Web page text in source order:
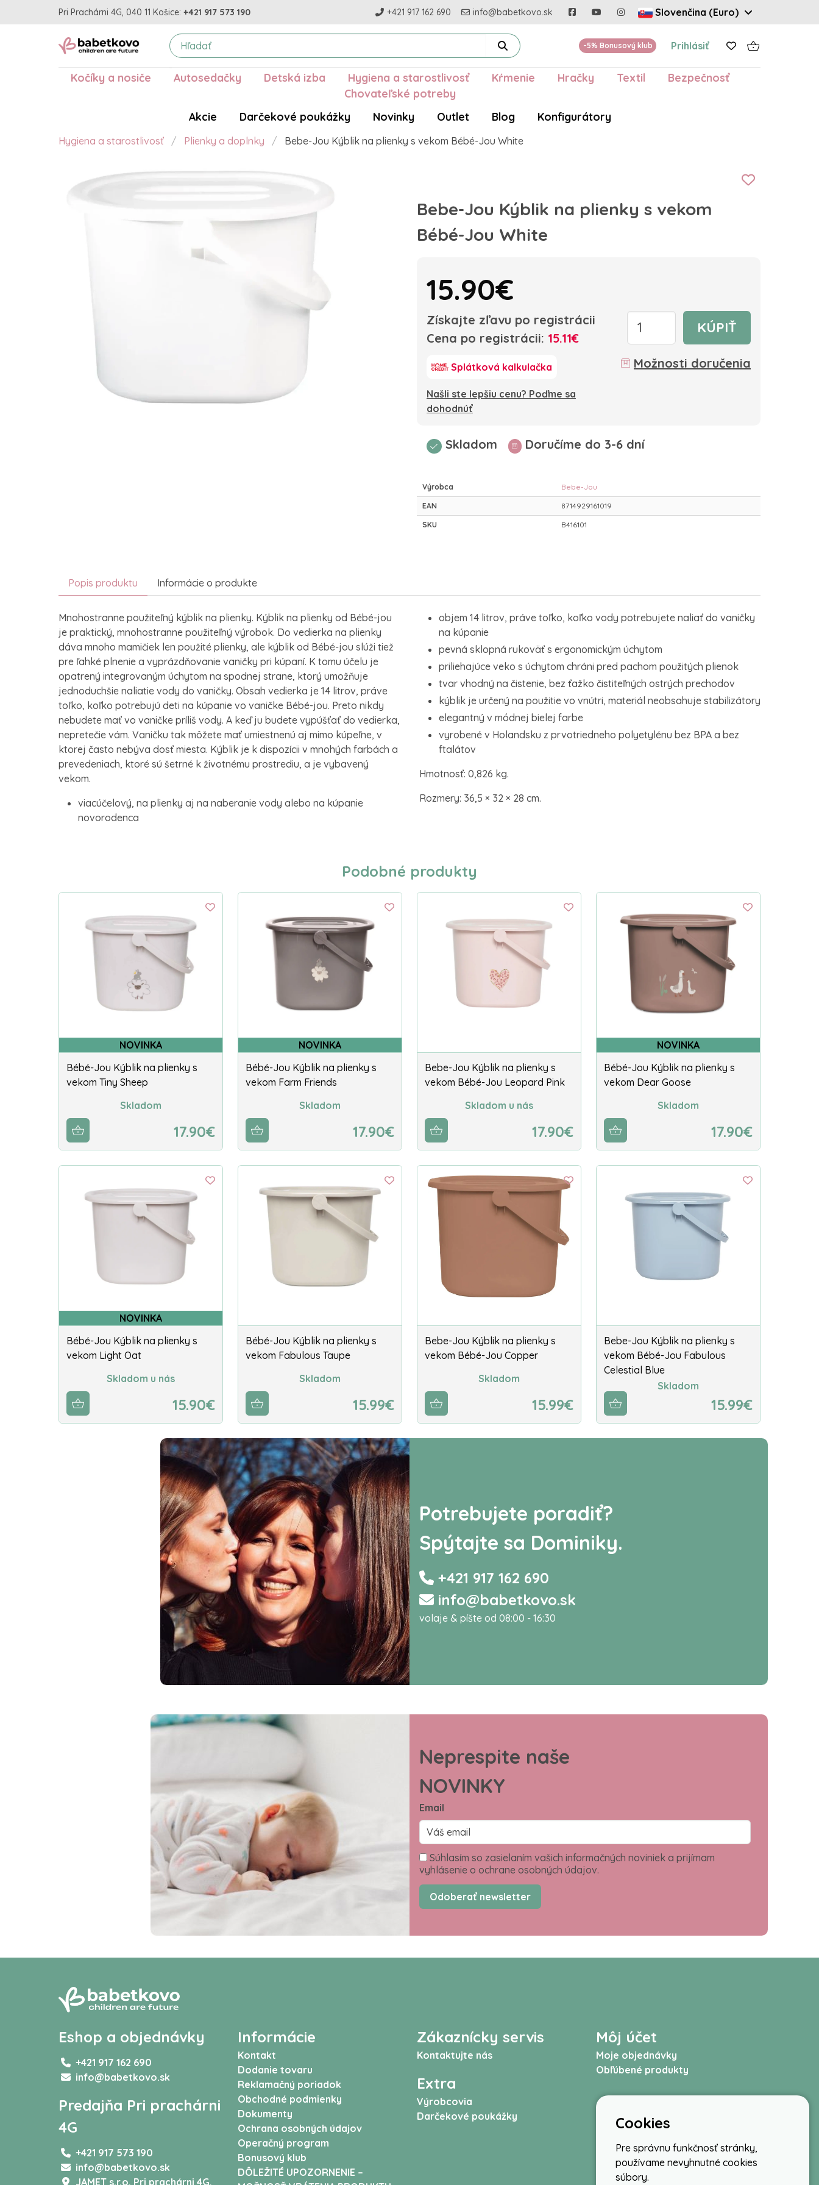
Pri Prachárni 4G, 040 11 Košice: +421 917 573 190 +421 917 162 690 info@babetkovo.sk Slovenčina (Euro)
-5% Bonusový klub Prihlásiť
Kočíky a nosiče Autosedačky Detská izba Hygiena a starostlivosť Kŕmenie Hračky Textil
Bezpečnosť
Chovateľské potreby
Akcie
Darčekové poukážky Novinky Outlet Blog Konfigurátory
Hygiena a starostlivosť Plienky a doplnky Bebe-Jou Kýblik na plienky s vekom Bébé-Jou White
Bebe-Jou Kýblik na plienky s vekom
Bébé-Jou White
15.90€
Získajte zľavu po registrácii
Cena po registrácii: 15.11€
Splátková kalkulačka
Našli ste lepšiu cenu? Poďme sa
dohodnúť
KÚPIŤ
Možnosti doručenia
Skladom Doručíme do 3-6 dní
Výrobca Bebe-Jou
EAN 8714929161019
SKU B416101
Popis produktu Informácie o produkte
Mnohostranne použiteľný kýblik na plienky. Kýblik na plienky od Bébé-jou
je praktický, mnohostranne použiteľný výrobok. Do vedierka na plienky
dáva mnoho mamičiek len použité plienky, ale kýblik od Bébé-jou slúži tiež
pre ľahké plnenie a vyprázdňovanie vaničky pri kúpaní. K tomu účelu je
opatrený integrovaným úchytom na spodnej strane, ktorý umožňuje
jednoduchšie naliatie vody do vaničky. Obsah vedierka je 14 litrov, práve
toľko, koľko potrebujú deti na kúpanie vo vaničke Bébé-jou. Preto nikdy
nebudete mať vo vaničke príliš vody. A keď ju budete vypúšťať do vedierka,
nepretečie vám. Vaničku tak môžete mať umiestnenú aj mimo kúpeľne, v
ktorej často nebýva dosť miesta. Kýblik je k dispozícii v mnohých farbách a
prevedeniach, ktoré sú šetrné k životnému prostrediu, a je vybavený
vekom.
viacúčelový, na plienky aj na naberanie vody alebo na kúpanie
novorodenca
objem 14 litrov, práve toľko, koľko vody potrebujete naliať do vaničky
na kúpanie
pevná sklopná rukoväť s ergonomickým úchytom
priliehajúce veko s úchytom chráni pred pachom použitých plienok
tvar vhodný na čistenie, bez ťažko čistiteľných ostrých prechodov
kýblik je určený na použitie vo vnútri, materiál neobsahuje stabilizátory
elegantný v módnej bielej farbe
vyrobené v Holandsku z prvotriedneho polyetylénu bez BPA a bez
ftalátov
Hmotnosť: 0,826 kg.
Rozmery: 36,5 × 32 × 28 cm.
Podobné produkty
NOVINKA
Bébé-Jou Kýblik na plienky s
vekom Tiny Sheep
Skladom
17.90€
NOVINKA
Bébé-Jou Kýblik na plienky s
vekom Farm Friends
Skladom
17.90€
Bebe-Jou Kýblik na plienky s
vekom Bébé-Jou Leopard Pink
Skladom u nás
17.90€
NOVINKA
Bébé-Jou Kýblik na plienky s
vekom Dear Goose
Skladom
17.90€
NOVINKA
Bébé-Jou Kýblik na plienky s
vekom Light Oat
Skladom u nás
15.90€
Bébé-Jou Kýblik na plienky s
vekom Fabulous Taupe
Skladom
15.99€
Bebe-Jou Kýblik na plienky s
vekom Bébé-Jou Copper
Skladom
15.99€
Bebe-Jou Kýblik na plienky s
vekom Bébé-Jou Fabulous
Celestial Blue
Skladom
15.99€
Potrebujete poradiť?
Spýtajte sa Dominiky.
+421 917 162 690
info@babetkovo.sk
volaje & píšte od 08:00 - 16:30
Neprespite naše
NOVINKY
Email
Súhlasím so zasielaním vašich informačných noviniek a prijímam
vyhlásenie o ochrane osobných údajov.
Odoberať newsletter
Eshop a objednávky
+421 917 162 690
info@babetkovo.sk
Predajňa Pri prachárni
4G
+421 917 573 190
info@babetkovo.sk
JAMET s.r.o, Pri prachárni 4G,
Informácie
Kontakt
Dodanie tovaru
Reklamačný poriadok
Obchodné podmienky
Dokumenty
Ochrana osobných údajov
Operačný program
Bonusový klub
DÔLEŽITÉ UPOZORNENIE –
Zákaznícky servis
Kontaktujte nás
Extra
Výrobcovia
Darčekové poukážky
Môj účet
Moje objednávky
Obľúbené produkty
Cookies
Pre správnu funkčnosť stránky,
používame nevyhnutné cookies
súbory.